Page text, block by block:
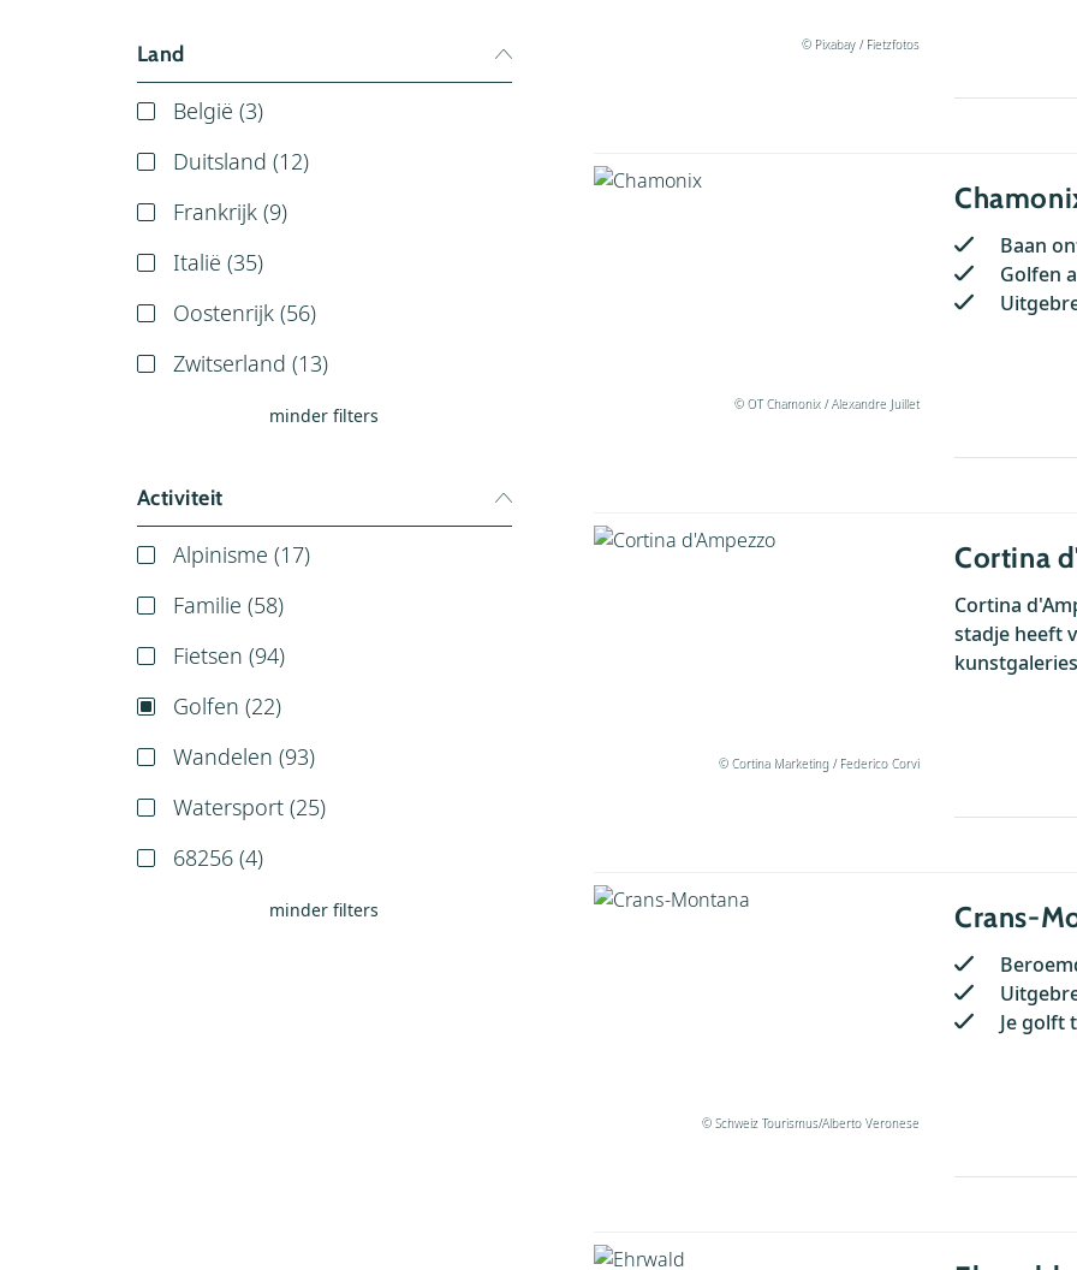
Land
België (3)
Duitsland (12)
Frankrijk (9)
Italië (35)
Oostenrijk (56)
Zwitserland (13)
minder filters
Activiteit
Alpinisme (17)
Familie (58)
Fietsen (94)
Golfen (22)
Wandelen (93)
Watersport (25)
68256 (4)
minder filters
© Pixabay / Fietzfotos
© OT Chamonix / Alexandre Juillet
Baan
Golfen
© Cortina Marketing / Federico Corvi
Cortina
Cortina
stadje heeft
© Schweiz Tourismus/Alberto Veronese
Crans-
Je golft